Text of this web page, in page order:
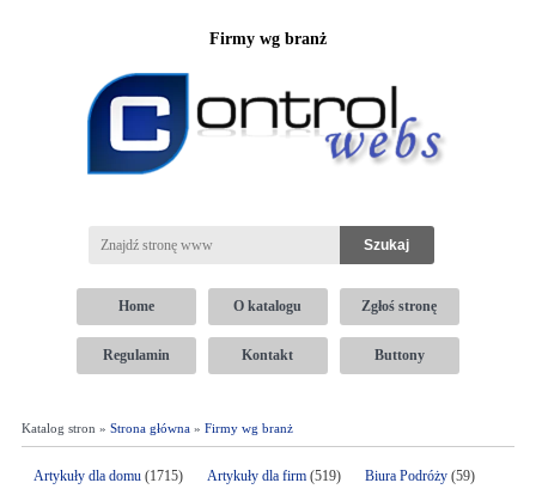
Firmy wg branż
Home O katalogu Zgłoś stronę
Regulamin Kontakt Buttony
Katalog stron » Strona główna» Firmy wg branż
Artykuły dla domu(1715) Artykuły dla firm(519) Biura Podróży(59)